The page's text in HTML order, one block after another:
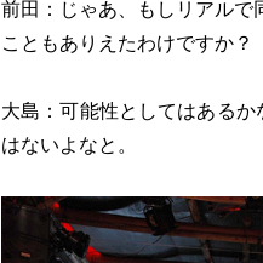
前田：じゃあ、もしリアルで
こともありえたわけですか？
大島：可能性としてはある
はないよなと。